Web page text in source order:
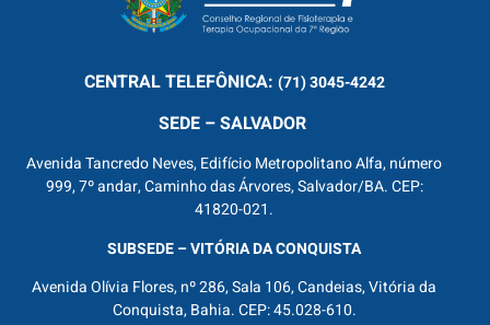
CENTRALTELEFÔNICA: (71) 3045-4242
SEDE – SALVADOR
Avenida Tancredo Neves, Edifício Metropolitano Alfa, número
999, 7º andar, Caminho das Árvores, Salvador/BA. CEP:
41820-021.
SUBSEDE – VITÓRIA DA CONQUISTA
Avenida Olívia Flores, nº 286, Sala 106, Candeias, Vitória da
Conquista, Bahia. CEP: 45.028-610.